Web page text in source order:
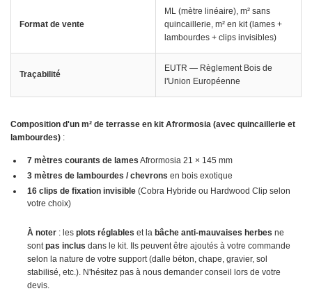
Format de vente
ML (mètre linéaire), m² sans
quincaillerie, m² en kit (lames +
lambourdes + clips invisibles)
Traçabilité
EUTR — Règlement Bois de
l'Union Européenne
Composition d'un m² de terrasse en kit Afrormosia (avec quincaillerie et
lambourdes) :
7 mètres courants de lames Afrormosia 21 × 145 mm
3 mètres de lambourdes / chevrons en bois exotique
16 clips de fixation invisible (Cobra Hybride ou Hardwood Clip selon
votre choix)
À noter : les plots réglables et la bâche anti-mauvaises herbes ne
sont pas inclus dans le kit. Ils peuvent être ajoutés à votre commande
selon la nature de votre support (dalle béton, chape, gravier, sol
stabilisé, etc.). N'hésitez pas à nous demander conseil lors de votre
devis.